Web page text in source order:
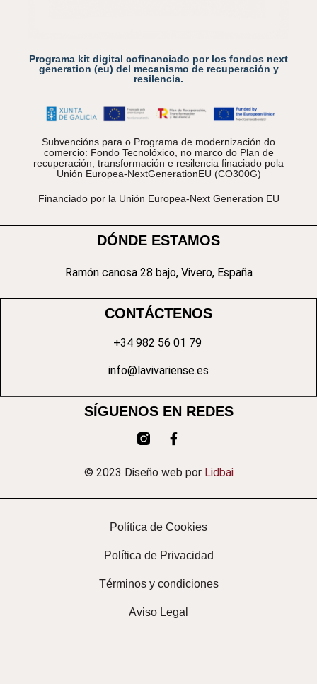
Programa kit digital cofinanciado por los fondos next
generation (eu) del mecanismo de recuperación y
resilencia.
Subvencións para o Programa de modernización do
comercio: Fondo Tecnolóxico, no marco do Plan de
recuperación, transformación e resilencia finaciado pola
Unión Europea-NextGenerationEU (CO300G)
Financiado por la Unión Europea-Next Generation EU
DÓNDE ESTAMOS
Ramón canosa 28 bajo, Vivero, España
CONTÁCTENOS
+34 982 56 01 79
info@lavivariense.es
SÍGUENOS EN REDES
© 2023 Diseño web por Lidbai
Política de Cookies
Política de Privacidad
Términos y condiciones
Aviso Legal